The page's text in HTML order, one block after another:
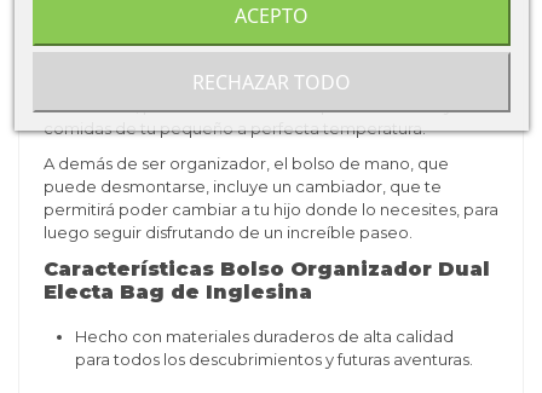
necesites para ti y tu bebé, también gracias a sus bolsillos
comidas de tu pequeño a perfecta temperatura.
A demás de ser organizador, el bolso de mano, que
puede desmontarse, incluye un cambiador, que te
permitirá poder cambiar a tu hijo donde lo necesites, para
luego seguir disfrutando de un increíble paseo.
Características Bolso Organizador Dual
Electa Bag de Inglesina
Hecho con materiales duraderos de alta calidad
para todos los descubrimientos y futuras aventuras.
RECHAZAR TODO
ACEPTO